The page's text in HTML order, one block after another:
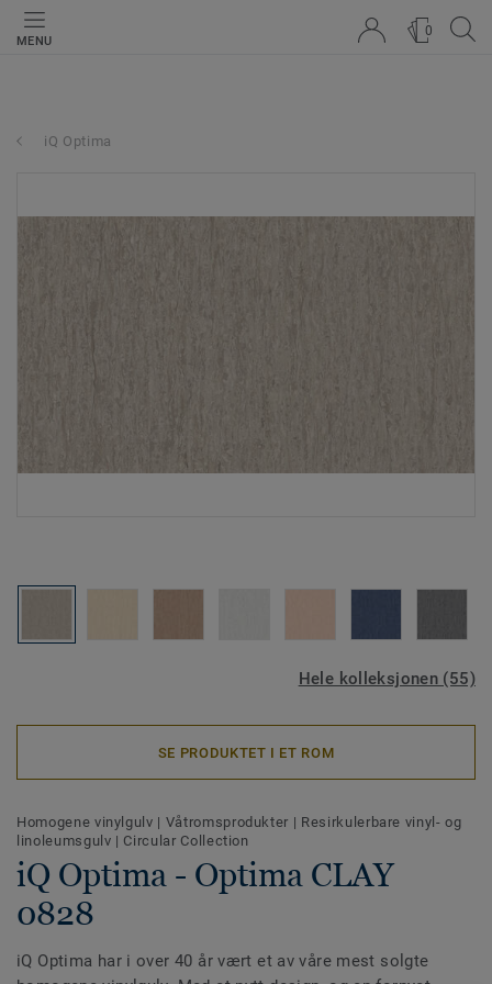
MENU
0
iQ Optima
Hele kolleksjonen (55)
SE PRODUKTET I ET ROM
Homogene vinylgulv | Våtromsprodukter | Resirkulerbare vinyl- og
linoleumsgulv | Circular Collection
iQ Optima - Optima CLAY
0828
iQ Optima har i over 40 år vært et av våre mest solgte